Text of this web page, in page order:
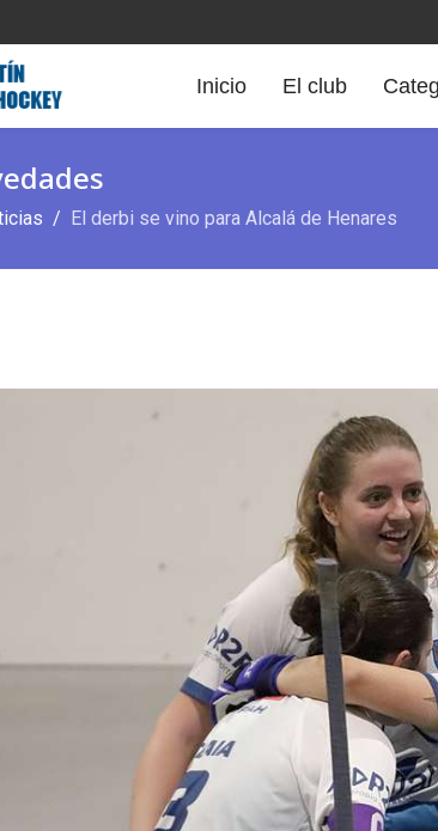
Inicio El club
El derbi se vino para Alcalá de Henares